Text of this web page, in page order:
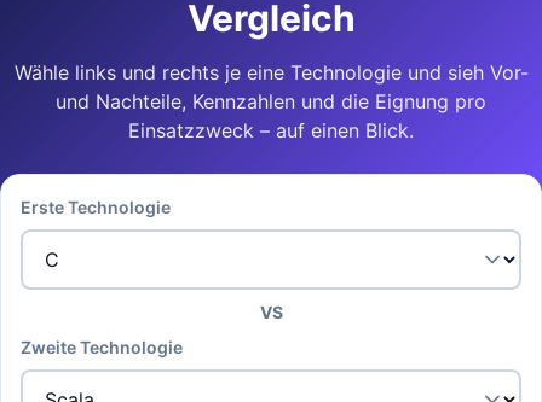
Vergleich
Wähle links und rechts je eine Technologie und sieh Vor-
und Nachteile, Kennzahlen und die Eignung pro
Einsatzzweck – auf einen Blick.
Erste Technologie
VS
Zweite Technologie